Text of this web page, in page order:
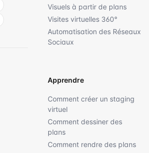
Visuels à partir de plans
Visites virtuelles 360°
Automatisation des Réseaux
Sociaux
Apprendre
Comment créer un staging
virtuel
Comment dessiner des
plans
Comment rendre des plans